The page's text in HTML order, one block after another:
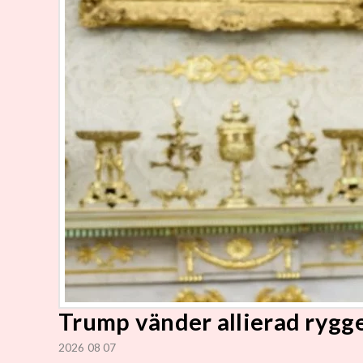
Trump vänder allierad
2026 08 07